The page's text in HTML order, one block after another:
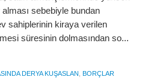
sebebiyle bundan
sahiplerinin kiraya verilen
süresinin dolmasından so...
DERYA KUŞASLAN BORÇLAR